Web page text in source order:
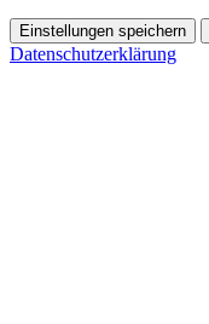
Einstellungen speichern
Datenschutzerklärung